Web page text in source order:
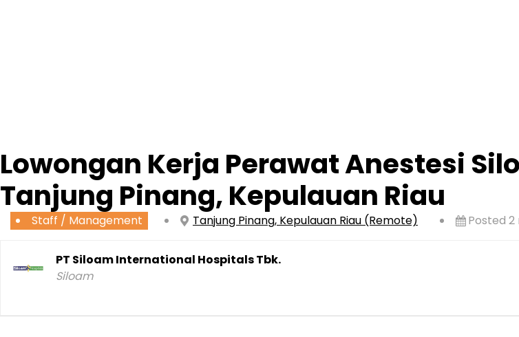
Lowongan Kerja Perawat Anestesi
Tanjung Pinang, Kepulauan Riau
Staff / Management Tanjung Pinang, Kepulauan Riau (Remote) Posted
PT Siloam International Hospitals Tbk.
Siloam